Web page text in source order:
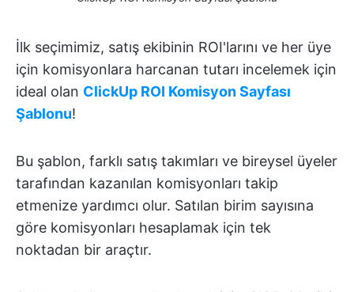
İlk seçimimiz, satış ekibinin ROI'larını ve her üye
için komisyonlara harcanan tutarı incelemek için
ideal olan ClickUp ROI Komisyon Sayfası
Şablonu!
Bu şablon, farklı satış takımları ve bireysel üyeler
tarafından kazanılan komisyonları takip
etmenize yardımcı olur. Satılan birim sayısına
göre komisyonları hesaplamak için tek
noktadan bir araçtır.